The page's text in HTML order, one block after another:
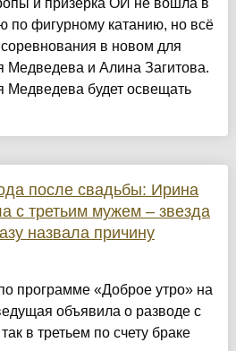
и призёрка ОИ не вошла в
по фигурному катанию, но всё
в новом для
Медведева и Алина Загитова.
Медведева будет освещать
после свадьбы: Ирина
с третьим мужем – звезда
назвала причину
программе «Доброе утро» на
объявила о разводе с
в третьем по счету браке